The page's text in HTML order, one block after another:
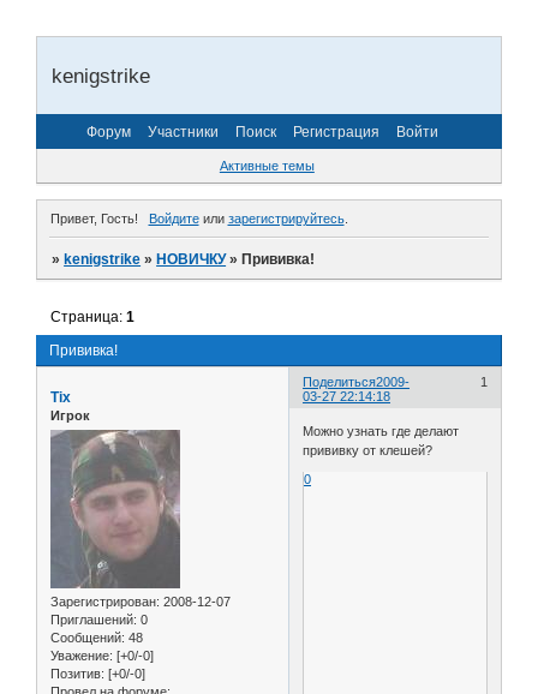
kenigstrike
Форум Участники Поиск Регистрация Войти
Активные темы
Привет, Гость! Войдитеили зарегистрируйтесь.
»kenigstrike »НОВИЧКУ »Прививка!
Прививка!
Страница:1
Поделиться 1
2009-
03-27 22:14:18
Tix
Игрок
Зарегистрирован: 2008-12-07
Приглашений: 0
Сообщений: 48
Уважение: [+0/-0]
Позитив: [+0/-0]
Можно узнать где делают
прививку от клешей?
0